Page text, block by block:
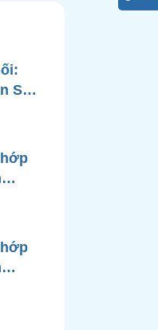
Sâu
Y